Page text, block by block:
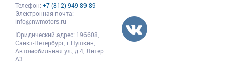
Телефон: +7 (812) 949-89-89
Электронная почта:
info@nwmotors.ru
Юридический адрес: 196608
Санкт-Петербург, г.Пушкин
Автомобильная ул., д.4, Литер
А3